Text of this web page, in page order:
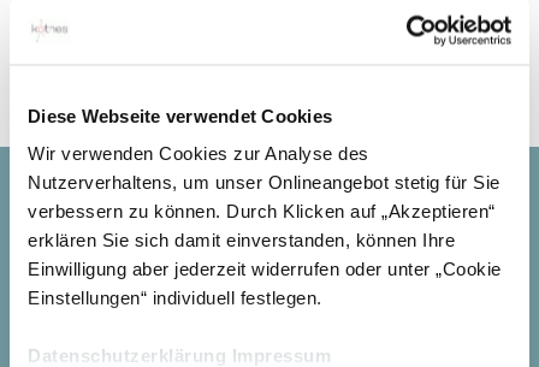
Diese Webseite verwendet Cookies
Wir verwenden Cookies zur Analyse des
Nutzerverhaltens, um unser Onlineangebot stetig für Sie
verbessern zu können. Durch Klicken auf „Akzeptieren“
erklären Sie sich damit einverstanden, können Ihre
Einwilligung aber jederzeit widerrufen oder unter „Cookie
Einstellungen“ individuell festlegen.
Datenschutzerklärung Impressum
SUBSCRIBE TO NEWSLETTER
Contact
kothes GmbH
Von-Ketteler-Str. 19
Germany